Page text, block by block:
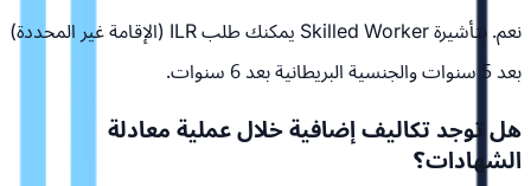
نعم. بتأشيرة Skilled Worker يمكنك طلب ILR (الإقامة غير المحددة)
بعد 5 سنوات والجنسية البريطانية بعد 6 سنوات.
هل توجد تكاليف إضافية خلال عملية معادلة
الشهادات؟